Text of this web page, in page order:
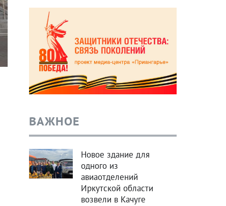
ВАЖНОЕ
Новое здание для
одного из
авиаотделений
Иркутской области
возвели в Качуге